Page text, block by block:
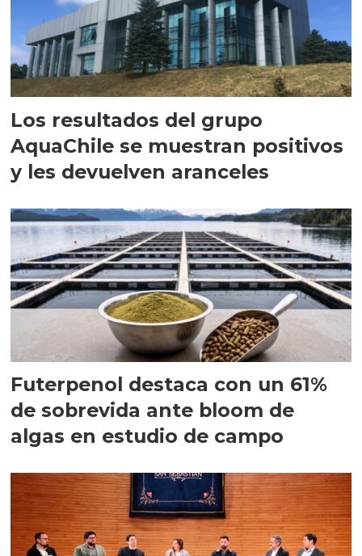
Los resultados del grupo
AquaChile se muestran positivos
y les devuelven aranceles
Futerpenol destaca con un 61%
de sobrevida ante bloom de
algas en estudio de campo